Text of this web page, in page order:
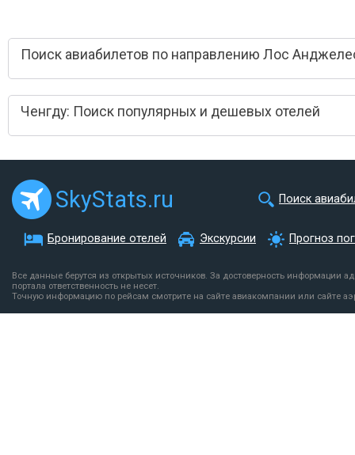
Поиск авиабилетов по направлению Лос
Ченгду: Поиск популярных и дешевых отелей
SkyStats.ru Поиск
Бронирование отелей Экскурсии Прогноз
Все данные берутся из открытых источников. За достоверность информации
портала ответственность не несет.
Точную информацию по рейсам смотрите на сайте авиакомпании или сайте